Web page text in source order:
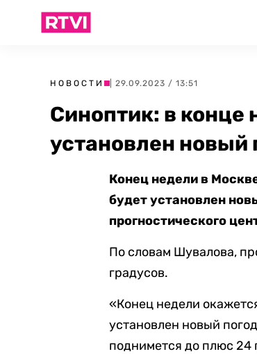
НОВОСТИ | 29.09.2023 / 13:51
Синоптик: в конце
установлен новый
Конец недели в
будет установлен
прогностического
По словам Шувалова,
градусов.
«Конец недели
установлен новый
поднимется до плюс 24